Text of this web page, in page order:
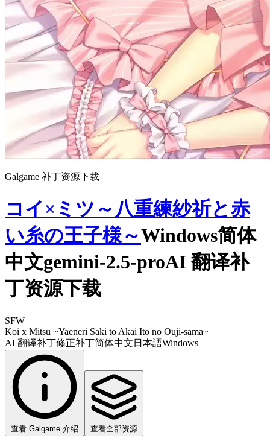
Galgame 补丁资源下载
コイ×ミツ～八重練紗祈と赤
い糸の王子様～Windows简体
中文gemini-2.5-proAI 翻译补
丁资源下载
SFW
Koi x Mitsu ~Yaeneri Saki to Akai Ito no Ouji-sama~
AI 翻译补丁修正补丁简体中文 日本語Windows
查看 Galgame 介绍 查看全部资源